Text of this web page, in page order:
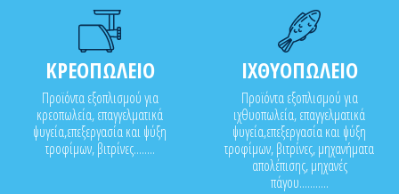
ΚΡΕΟΠΩΛΕΙΟ
Προϊόντα εξοπλισμού για
κρεοπωλεία, επαγγελματικά
ψυγεία,επεξεργασία και ψύξη
τροφίμων, βιτρίνες........
ΙΧΘΥΟΠΩΛΕΙΟ
Προϊόντα εξοπλισμού για
ιχθυοπωλεία, επαγγελματικά
ψυγεία,επεξεργασία και ψύξη
τροφίμων, βιτρίνες, μηχανήματα
απολέπισης, μηχανές
πάγου...........